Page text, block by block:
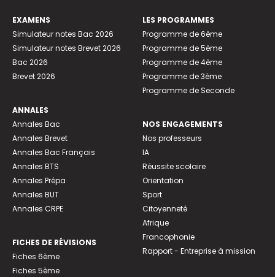
EXAMENS
Simulateur notes Bac 2026
Simulateur notes Brevet 2026
Bac 2026
Brevet 2026
ANNALES
Annales Bac
Annales Brevet
Annales Bac Français
Annales BTS
Annales Prépa
Annales BUT
Annales CRPE
FICHES DE RÉVISIONS
Fiches 6ème
Fiches 5ème
LES PROGRAMMES
Programme de 6ème
Programme de 5ème
Programme de 4ème
Programme de 3ème
Programme de Seconde
NOS ENGAGEMENTS
Nos professeurs
IA
Réussite scolaire
Orientation
Sport
Citoyenneté
Afrique
Francophonie
Rapport - Entreprise à mission